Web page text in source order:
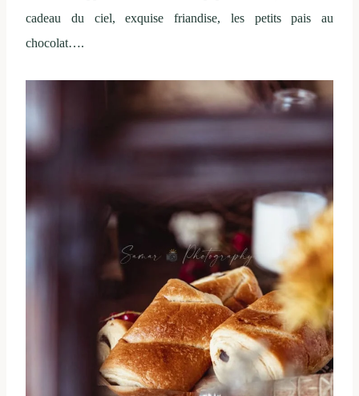
cadeau du ciel, exquise friandise, les petits pais au
chocolat….